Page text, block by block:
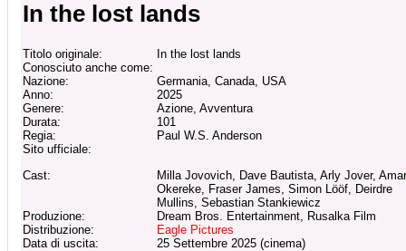
In the lost lands
Titolo originale:
In the lost lands
Conosciuto anche come:
Nazione:
Germania, Canada, USA
Anno:
2025
Genere:
Azione, Avventura
Durata:
101
Regia:
Paul W.S. Anderson
Sito ufficiale:
Cast:
Milla Jovovich, Dave Bautista, Arly Jover,
Okereke, Fraser James, Simon Lööf, Deirdre
Mullins, Sebastian Stankiewicz
Produzione:
Dream Bros. Entertainment, Rusalka Film
Distribuzione:
Eagle Pictures
Data di uscita:
25 Settembre 2025 (cinema)